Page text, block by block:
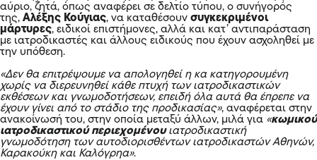
αύριο, ζητά, όπως αναφέρει σε δελτίο τύπου, ο συνήγορός
της, Αλέξης Κούγιας, να καταθέσουν συγκεκριμένοι
μάρτυρες, ειδικοί επιστήμονες, αλλά και κατ’ αντιπαράσταση
με ιατροδικαστές και άλλους ειδικούς που έχουν ασχοληθεί με
την υπόθεση.
«Δεν θα επιτρέψουμε να απολογηθεί η κα κατηγορουμένη
χωρίς να διερευνηθεί κάθε πτυχή των ιατροδικαστικών
εκθέσεων και γνωμοδοτήσεων, επειδή όλα αυτά θα έπρεπε να
έχουν γίνει από το στάδιο της προδικασίας», αναφέρεται στην
ανακοίνωσή του, στην οποία μεταξύ άλλων, μιλά για «κωμικού
ιατροδικαστικού περιεχομένουιατροδικαστική
γνωμοδότηση των αυτοδιορισθέντων ιατροδικαστών Αθηνών,
Καρακούκη και Καλόγρηα».